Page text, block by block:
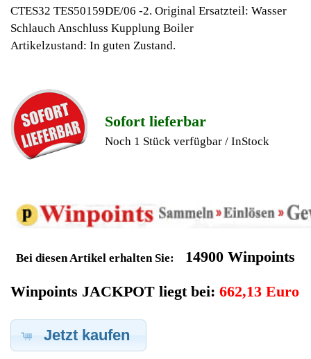
Siemens Kaffeevollautomat
Im Kundenbereich können Sie uns Ihren alten Siemens
Kaffeevollautomat auch defekt zur Ersatzteilgewinnung